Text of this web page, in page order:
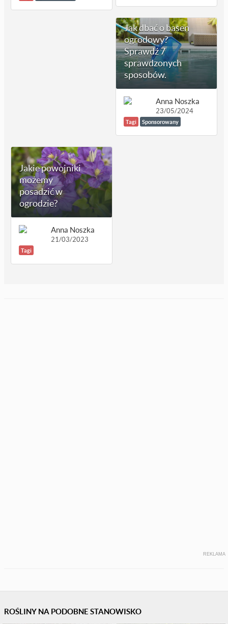
Jak dbać o basen
ogrodowy?
Sprawdź 7
sprawdzonych
sposobów.
Anna Noszka
23/05/2024
Tagi Sponsorowany
Jakie powojniki
możemy
posadzić w
ogrodzie?
Anna Noszka
21/03/2023
Tagi
REKLAMA
ROŚLINY NA PODOBNE STANOWISKO